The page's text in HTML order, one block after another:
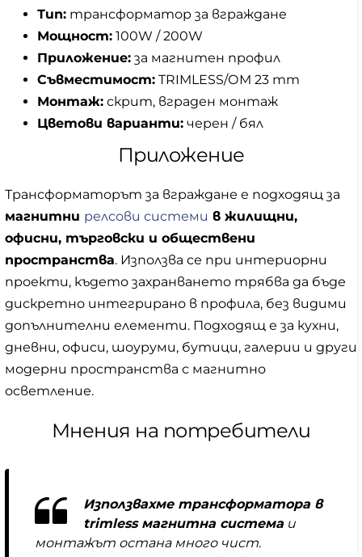
Тип: трансформатор за вграждане
Мощност: 100W / 200W
Приложение: за магнитен профил
Съвместимост: TRIMLESS/ОМ 23 mm
Монтаж: скрит, вграден монтаж
Цветови варианти: черен / бял
Приложение
Трансформаторът за вграждане е подходящ за
магнитни релсови системи в жилищни,
офисни, търговски и обществени
пространства. Използва се при интериорни
проекти, където захранването трябва да бъде
дискретно интегрирано в профила, без видими
допълнителни елементи. Подходящ е за кухни,
дневни, офиси, шоуруми, бутици, галерии и други
модерни пространства с магнитно
осветление.
Мнения на потребители
Използвахме трансформатора в
trimless магнитна система и
монтажът остана много чист.